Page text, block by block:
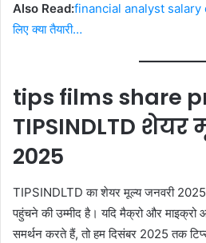
Also Read:financial analyst
लिए क्या तैयारी…
tips films share
TIPSINDLTD शेयर
2025
TIPSINDLTD का शेयर मूल्य जनवरी
पहुंचने की उम्मीद है। यदि मैक्रो और माइक्रो
समर्थन करते हैं, तो हम दिसंबर 2025 तक